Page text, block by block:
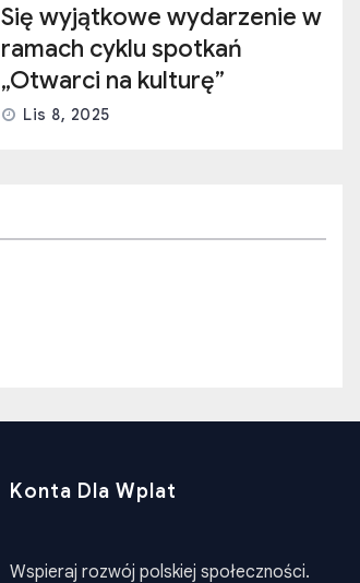
Się wyjątkowe wydarzenie w
ramach cyklu spotkań
„Otwarci na kulturę”
Lis 8, 2025
Konta Dla Wplat
Wspieraj rozwój polskiej społeczności.